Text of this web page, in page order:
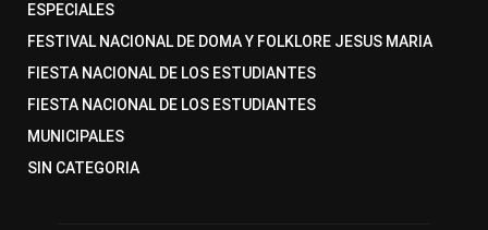
ESPECIALES
FESTIVAL NACIONAL DE DOMA Y FOLKLORE JESUS MARIA
FIESTA NACIONAL DE LOS ESTUDIANTES
FIESTA NACIONAL DE LOS ESTUDIANTES
MUNICIPALES
SIN CATEGORIA